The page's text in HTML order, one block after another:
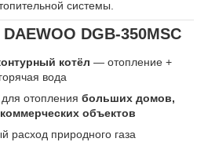
системы.
DGB-350MSC
котёл — отопление +
горячая вода
отопления больших домов,
объектов
расход природного газа